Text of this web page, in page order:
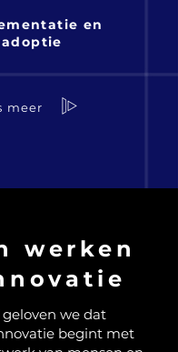
en
adoptie
meer
werken
we dat
begint met